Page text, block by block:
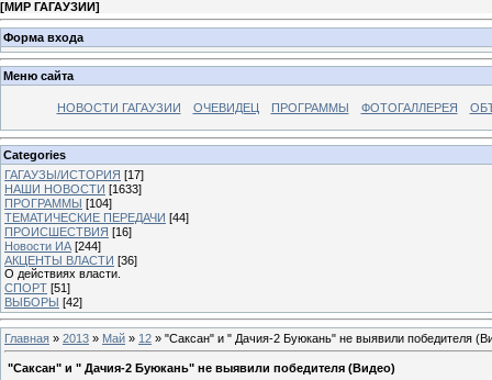
[МИР ГАГАУЗИИ]
Форма входа
Меню сайта
НОВОСТИ ГАГАУЗИИ ОЧЕВИДЕЦ ПРОГРАММЫ ФОТОГАЛЛЕРЕЯ
Categories
ГАГАУЗЫ/ИСТОРИЯ [17]
НАШИ НОВОСТИ [1633]
ПРОГРАММЫ [104]
ТЕМАТИЧЕСКИЕ ПЕРЕДАЧИ [44]
ПРОИСШЕСТВИЯ [16]
Новости ИА [244]
АКЦЕНТЫ ВЛАСТИ [36]
О действиях власти.
СПОРТ [51]
ВЫБОРЫ [42]
Главная » 2013 » Май » 12 » "Саксан" и " Дачия-2 Буюкань" не выявили победителя
"Саксан" и " Дачия-2 Буюкань" не выявили победителя (Видео)